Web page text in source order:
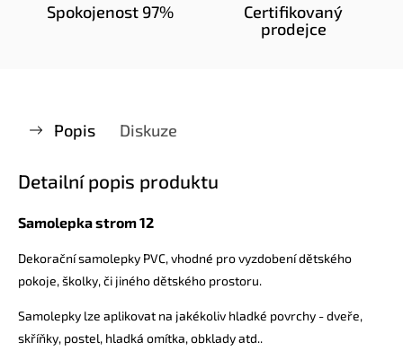
Spokojenost 97%
Certifikovaný
prodejce
Popis Diskuze
Detailní popis produktu
Samolepka strom 12
Dekorační samolepky PVC, vhodné pro vyzdobení dětského
pokoje, školky, či jiného dětského prostoru.
Samolepky lze aplikovat na jakékoliv hladké povrchy - dveře,
skříňky, postel, hladká omítka, obklady atd..